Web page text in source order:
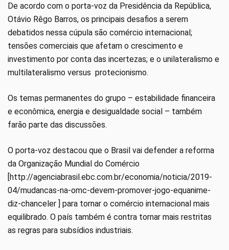
De acordo com o porta-voz da Presidência da República,
Otávio Rêgo Barros, os principais desafios a serem
debatidos nessa cúpula são comércio internacional;
tensões comerciais que afetam o crescimento e
investimento por conta das incertezas; e o unilateralismo e
multilateralismo versus protecionismo.
Os temas permanentes do grupo – estabilidade financeira
e econômica, energia e desigualdade social – também
farão parte das discussões.
O porta-voz destacou que o Brasil vai defender a reforma
da Organização Mundial do Comércio
[http://agenciabrasil.ebc.com.br/economia/noticia/2019-
04/mudancas-na-omc-devem-promover-jogo-equanime-
diz-chanceler ] para tornar o comércio internacional mais
equilibrado. O país também é contra tornar mais restritas
as regras para subsídios industriais.